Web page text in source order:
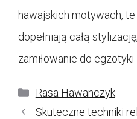
hawajskich motywach,
dopełniają całą
zamiłowanie do egzotyki
Kategorie
Rasa Hawanczyk
Skuteczne techniki